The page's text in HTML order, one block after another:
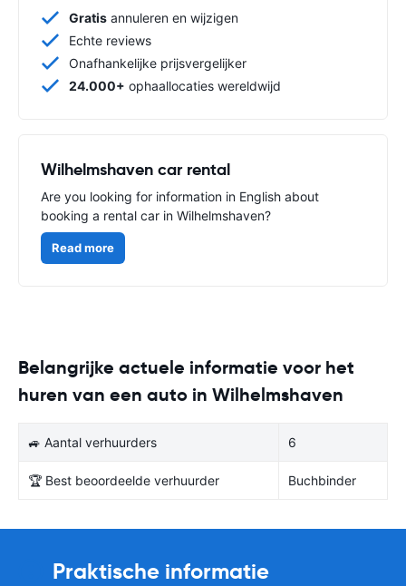
Gratis annuleren en wijzigen
Echte reviews
Onafhankelijke prijsvergelijker
24.000+ ophaallocaties wereldwijd
Wilhelmshaven car rental
Are you looking for information in English about
booking a rental car in Wilhelmshaven?
Read more
Belangrijke actuele informatie voor het
huren van een auto in Wilhelmshaven
🚙 Aantal verhuurders 6
🏆 Best beoordeelde verhuurder Buchbinder
Praktische informatie